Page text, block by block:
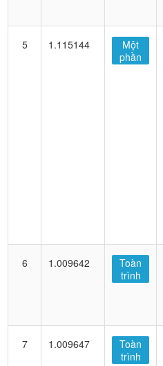
5 1.115144
Một
phần
6 1.009642
Toàn
trình
7 1.009647
Toàn
trình